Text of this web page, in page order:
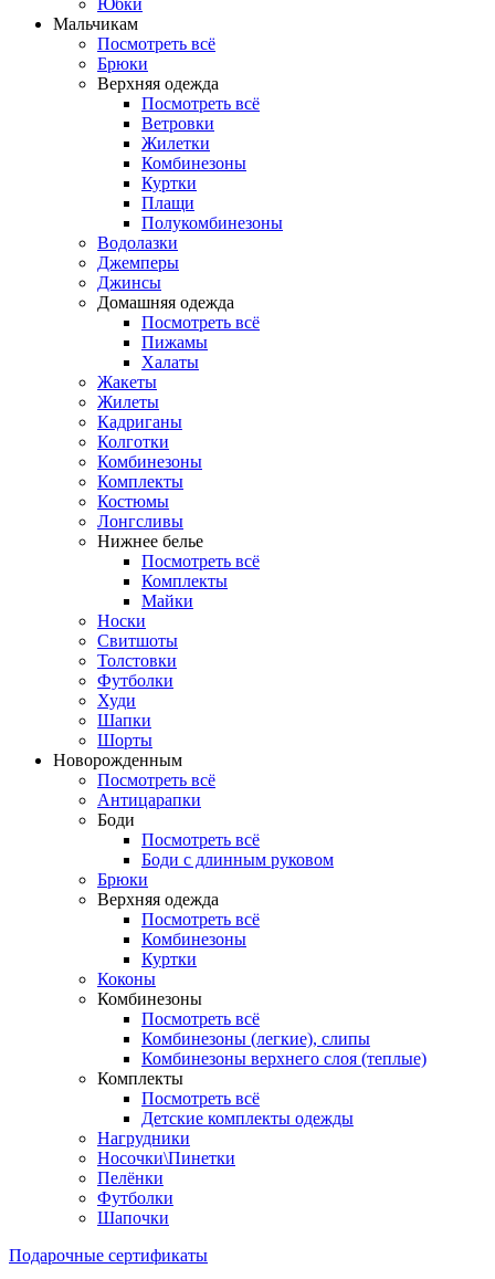
Мальчикам
Посмотреть всё
Брюки
Верхняя одежда
Посмотреть всё
Ветровки
Жилетки
Комбинезоны
Куртки
Плащи
Полукомбинезоны
Водолазки
Джемперы
Джинсы
Домашняя одежда
Посмотреть всё
Пижамы
Халаты
Жакеты
Жилеты
Кадриганы
Колготки
Комбинезоны
Комплекты
Костюмы
Лонгсливы
Нижнее белье
Посмотреть всё
Комплекты
Майки
Носки
Свитшоты
Толстовки
Футболки
Худи
Шапки
Шорты
Новорожденным
Посмотреть всё
Антицарапки
Боди
Посмотреть всё
Боди с длинным руковом
Брюки
Верхняя одежда
Посмотреть всё
Комбинезоны
Куртки
Коконы
Комбинезоны
Посмотреть всё
Комбинезоны (легкие), слипы
Комбинезоны верхнего слоя (теплые)
Комплекты
Посмотреть всё
Детские комплекты одежды
Нагрудники
Носочки\Пинетки
Пелёнки
Футболки
Шапочки
Подарочные сертификаты